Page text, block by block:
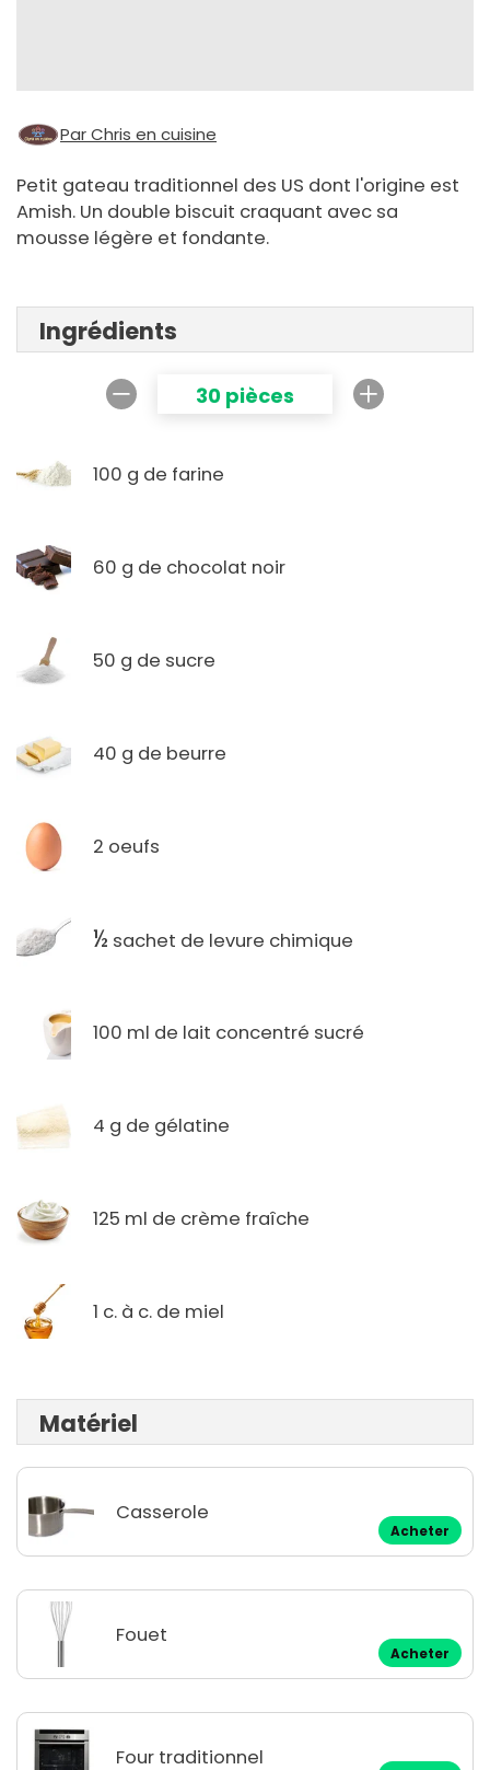
Par Chris en cuisine
Petit gateau traditionnel des US dont l'origine est
Amish. Un double biscuit craquant avec sa
mousse légère et fondante.
Ingrédients
30 pièces
100 g de farine
60 g de chocolat noir
50 g de sucre
40 g de beurre
2 oeufs
½ sachet de levure chimique
100 ml de lait concentré sucré
4 g de gélatine
125 ml de crème fraîche
1 c. à c. de miel
Matériel
Casserole
Acheter
Fouet
Acheter
Four traditionnel